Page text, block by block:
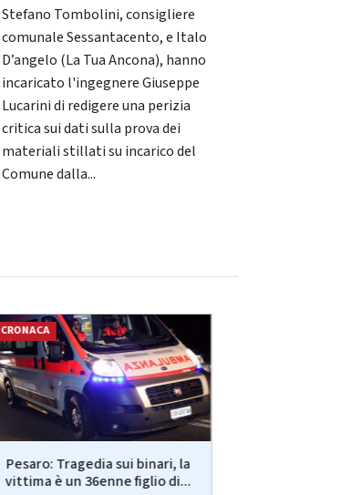
Stefano Tombolini, consigliere
comunale Sessantacento, e Italo
D’angelo (La Tua Ancona), hanno
incaricato l'ingegnere Giuseppe
Lucarini di redigere una perizia
critica sui dati sulla prova dei
materiali stillati su incarico del
Comune dalla...
CRONACA
Pesaro: Tragedia sui binari, la
vittima è un 36enne figlio di...